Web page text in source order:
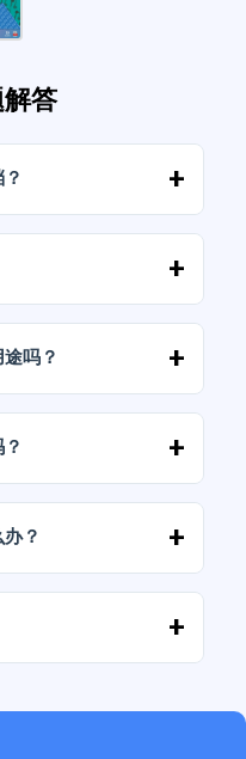
答
吗？
？